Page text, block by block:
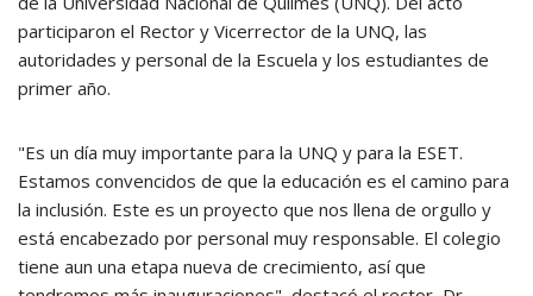
participaron el Rector y Vicerrector de la UNQ, las
autoridades y personal de la Escuela y los estudiantes de
primer año.
"Es un día muy importante para la UNQ y para la ESET.
Estamos convencidos de que la educación es el camino para
la inclusión. Este es un proyecto que nos llena de orgullo y
está encabezado por personal muy responsable. El colegio
tiene aun una etapa nueva de crecimiento, así que